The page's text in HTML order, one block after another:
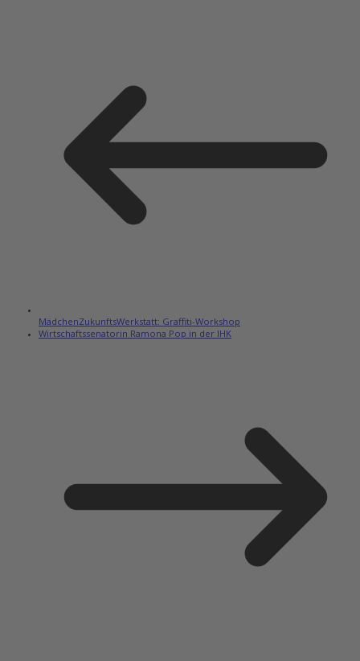
MädchenZukunftsWerkstatt: Graffiti-Workshop
Wirtschaftssenatorin Ramona Pop in der IHK